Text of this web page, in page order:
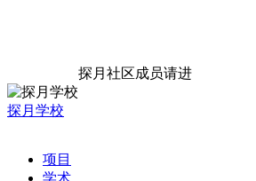
探月社区成员请进
探月学校
项目
学术